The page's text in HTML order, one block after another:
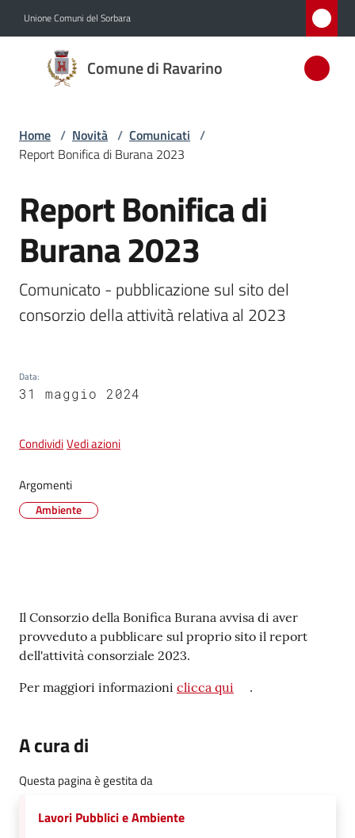
Unione Comuni del Sorbara
Comune di Ravarino
Comune
di
Novità
Menu selezionato
Servizi
Vivere
Ravarino
gli
Home / Novità / Comunicati /
Report Bonifica di Burana 2023
Salta al contenuto
Report Bonifica di
Burana 2023
Comunicato - pubblicazione sul sito del
consorzio della attività relativa al 2023
Data:
31 maggio 2024
CondividiVedi azioni
Argomenti
Ambiente
Contenuto
Il Consorzio della Bonifica Burana avvisa di aver
provveduto a pubblicare sul proprio sito il report
dell'attività consorziale 2023.
Per maggiori informazioni clicca qui .
A cura di
Questa pagina è gestita da
Lavori Pubblici e Ambiente